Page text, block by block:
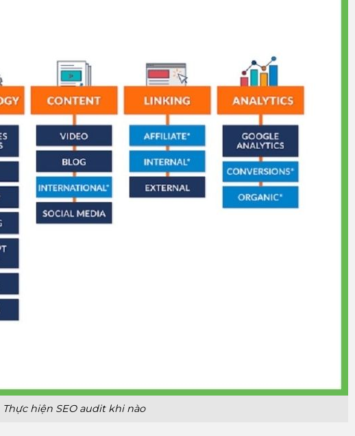
Thực hiện SEO audit khi nào